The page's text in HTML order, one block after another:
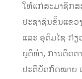
ໃຫ້ແກ່ສະມາຊິກສ
ປະຊາຊົນຂັ້ນແຂວ
ແລະ ອຸດົມໄຊ ກ່ຽ
ຍຸຕິທຳ, ການຕິດຕ
ປະຕິບັດກົດໝາຍ